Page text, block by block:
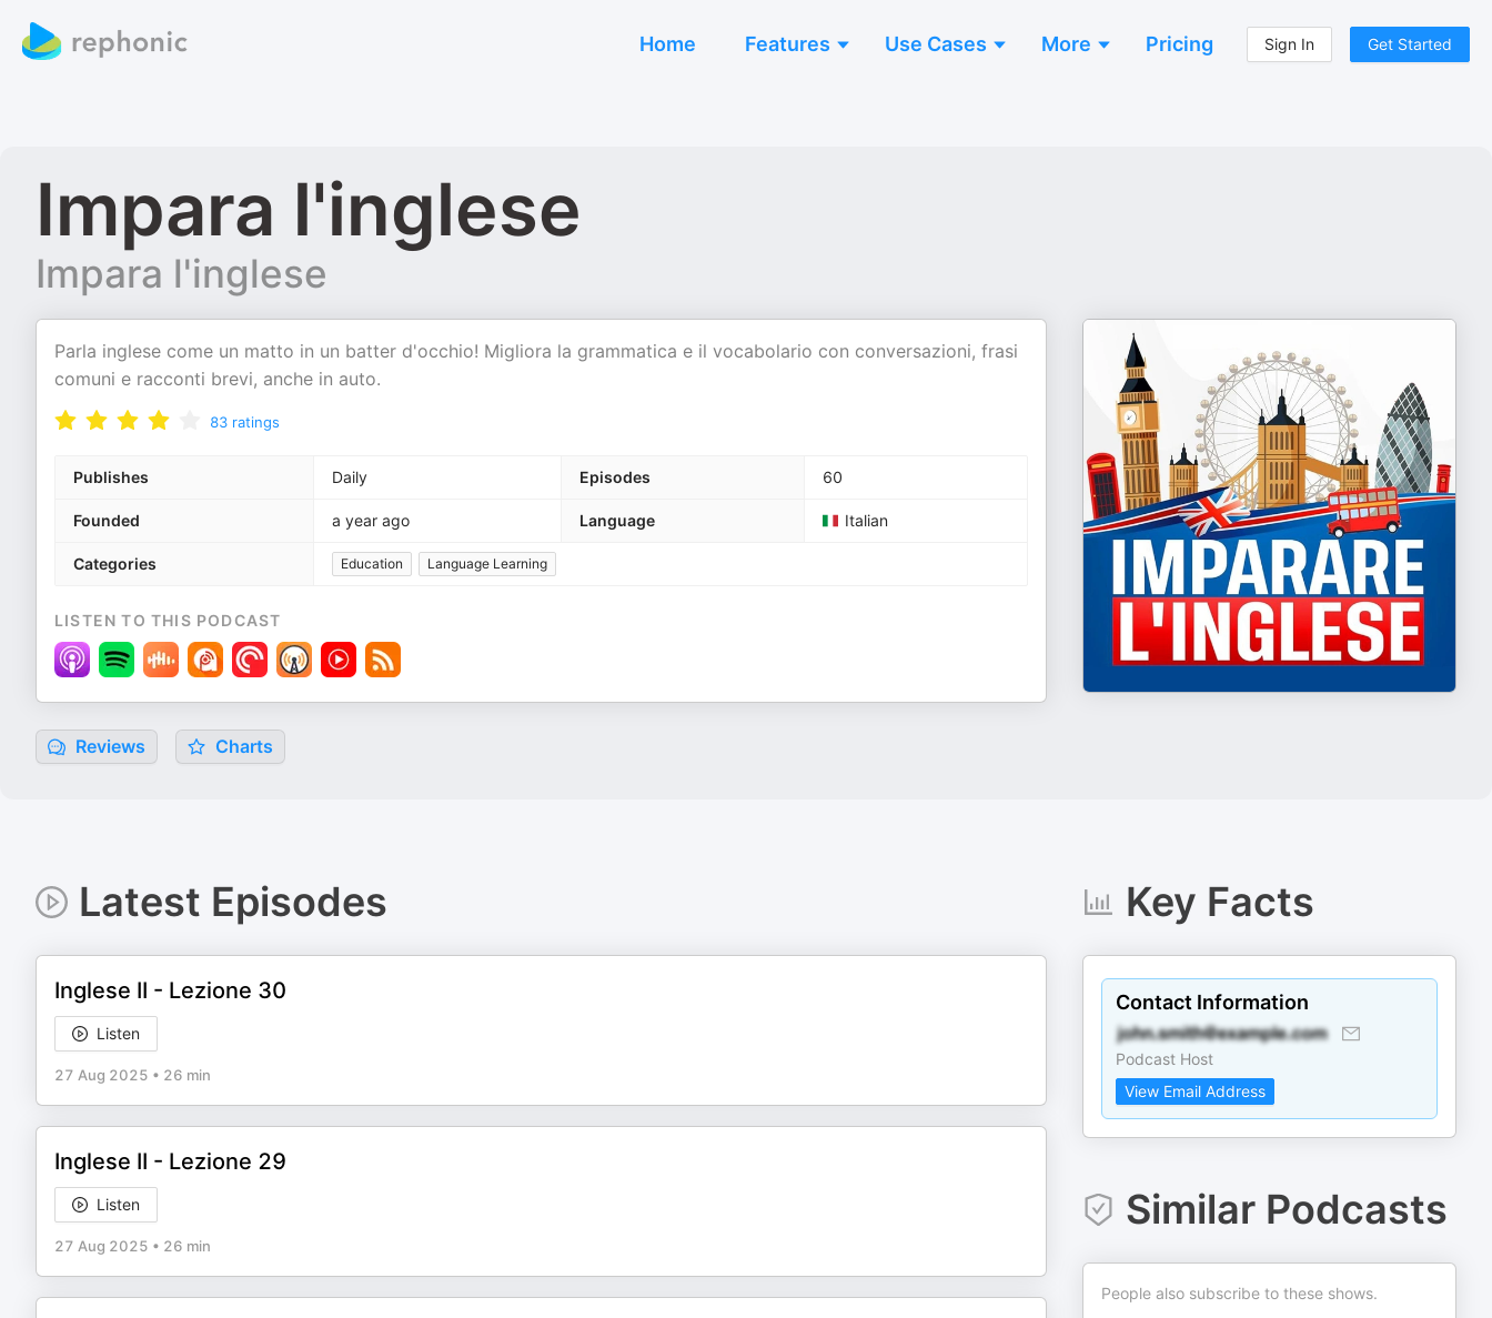
Home Features Use Cases More Pricing Sign In Get Started
Impara l'inglese
Impara l'inglese
Parla inglese come un matto in un batter d'occhio! Migliora la grammatica e il vocabolario con conversazioni, frasi
comuni e racconti brevi, anche in auto.
83 ratings
Publishes Daily Episodes 60
Founded a year ago Language Italian
Categories Education Language Learning
LISTEN TO THIS PODCAST
Reviews Charts
Latest Episodes
Inglese II - Lezione 30
Listen
27 Aug 2025 • 26 min
Inglese II - Lezione 29
Listen
27 Aug 2025 • 26 min
Key Facts
Contact Information
Podcast Host
View Email Address
Similar Podcasts
People also subscribe to these shows.